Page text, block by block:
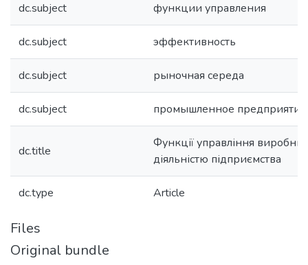
dc.subject функции управления
dc.subject эффективность
dc.subject рыночная середа
dc.subject промышленное предприятие
dc.title
Функції управління
діяльністю підприємства
dc.type Article
Files
Original bundle